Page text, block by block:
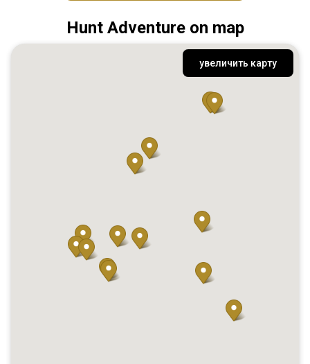
Hunt Adventure on map
увеличить карту